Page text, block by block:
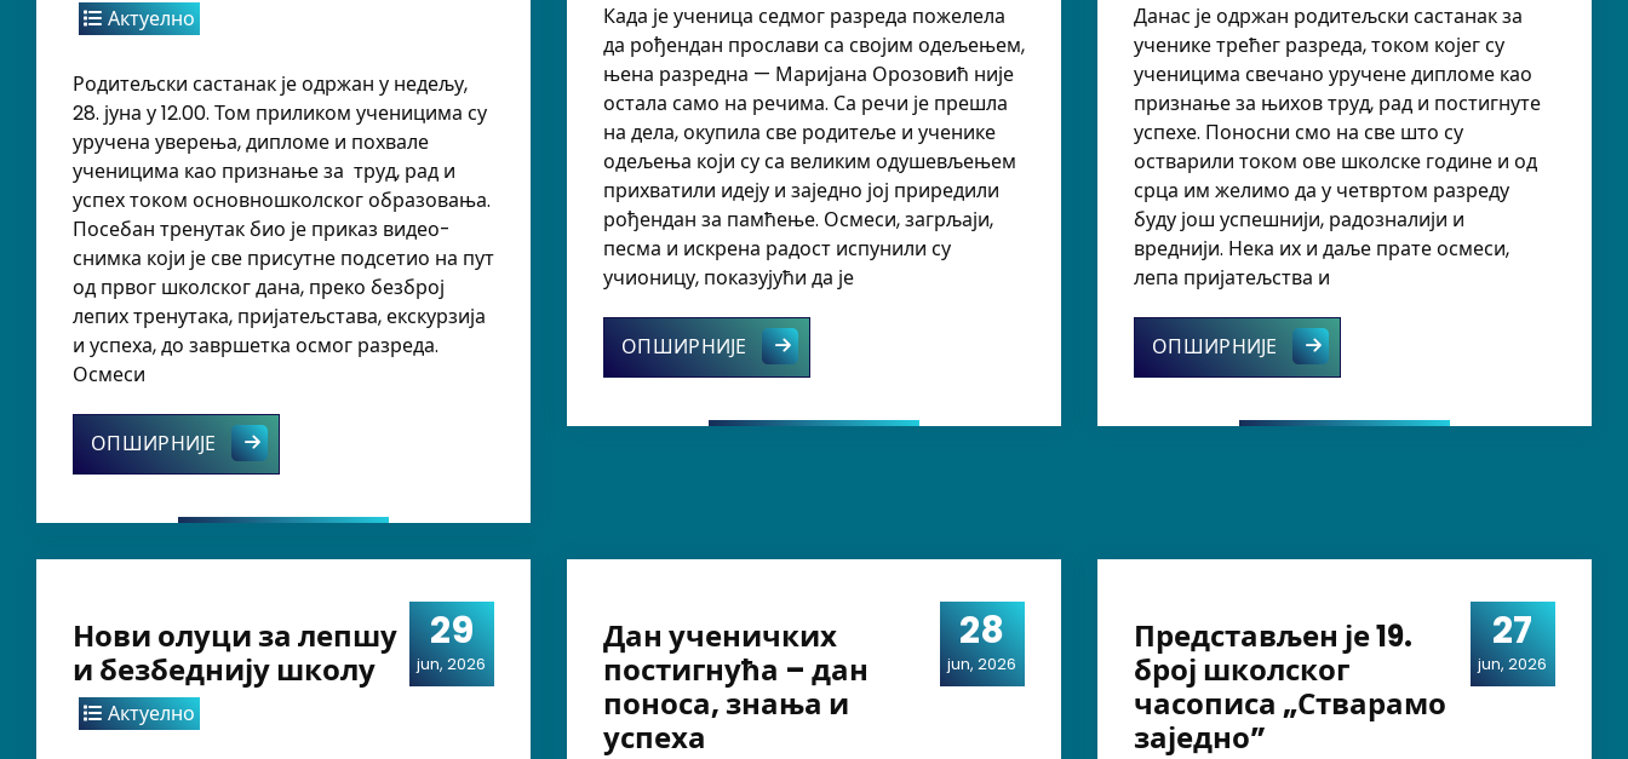
Актуелно
Родитељски састанак је одржан у недељу,
28. јуна у 12.00. Том приликом ученицима су
уручена уверења, дипломе и похвале
ученицима као признање за труд, рад и
успех током основношколског образовања.
Посебан тренутак био је приказ видео-
снимка који је све присутне подсетио на пут
од првог школског дана, преко безброј
лепих тренутака, пријатељстава, екскурзија
и успеха, до завршетка осмог разреда.
Осмеси
ОПШИРНИЈЕ Родитељски састанак са ученицима осмог разреда био је испуњен емоцијама, поносом и успоменама.
Када је ученица седмог разреда пожелела
да рођендан прослави са својим одељењем,
њена разредна — Маријана Орозовић није
остала само на речима. Са речи је прешла
на дела, окупила све родитеље и ученике
одељења који су са великим одушевљењем
прихватили идеју и заједно јој приредили
рођендан за памћење. Осмеси, загрљаји,
песма и искрена радост испунили су
учионицу, показујући да је
ОПШИРНИЈЕ Понекад су најлепше лекције оне које се не уче из уџбеника
Данас је одржан родитељски састанак за
ученике трећег разреда, током којег су
ученицима свечано уручене дипломе као
признање за њихов труд, рад и постигнуте
успехе. Поносни смо на све што су
остварили током ове школске године и од
срца им желимо да у четвртом разреду
буду још успешнији, радозналији и
вреднији. Нека их и даље прате осмеси,
лепа пријатељства и
ОПШИРНИЈЕ Родитељски састанак код ученика
29
jun, 2026
Нови олуци за лепшу
и безбеднију школу
Актуелно
28
jun, 2026
Дан ученичких
постигнућа – дан
поноса, знања и
успеха
27
jun, 2026
Представљен је 19.
број школског
часописа „Стварамо
заједно”